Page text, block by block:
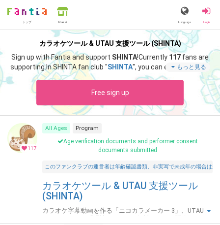
トップ Market Language Login
カラオケツール & UTAU 支援ツール (SHINTA)
Sign up with Fantia and support SHINTA!Currently 117 fans are
supporting.In SHINTA fan club "SHINTA", you can enjoy special c
ontent such as "
簡易キーチェンジャー Ver 1.17 公開
もっと見る
Free sign up
117
All Ages
Program
Age verification documents and performer consent
documents submitted
このファンクラブの運営者は年齢確認書類、非実写で未成年の場合は
カラオケツール & UTAU 支援ツール
(SHINTA)
カラオケ字幕動画を作る「ニコカラメーカー 3」、UTAU お